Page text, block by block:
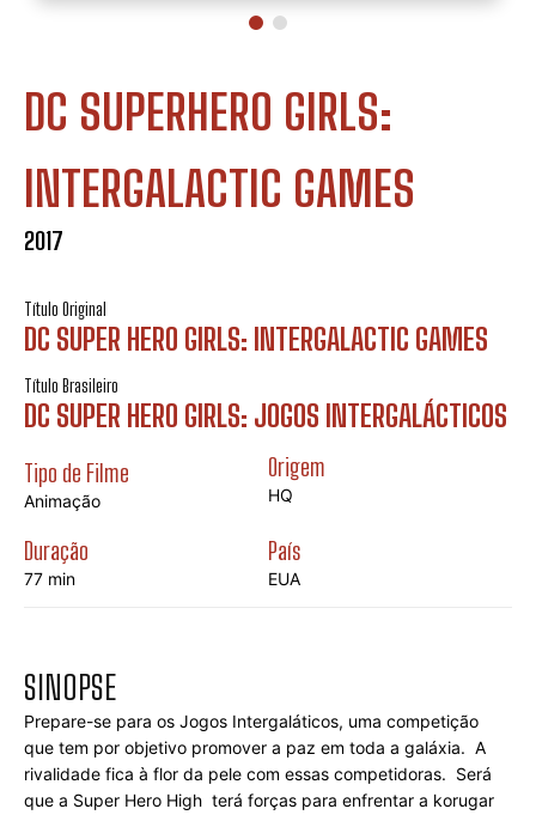
DC SUPERHERO GIRLS:
INTERGALACTIC GAMES
2017
Título Original
DC SUPER HERO GIRLS: INTERGALACTIC GAMES
Título Brasileiro
DC SUPER HERO GIRLS: JOGOS INTERGALÁCTICOS
Tipo de Filme
Animação
Origem
HQ
Duração
77 min
País
EUA
SINOPSE
Prepare-se para os Jogos Intergaláticos, uma competição
que tem por objetivo promover a paz em toda a galáxia.  A
rivalidade fica à flor da pele com essas competidoras.  Será
que a Super Hero High  terá forças para enfrentar a korugar